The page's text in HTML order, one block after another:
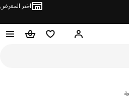
اختر المعرض
مرحبًا! سجل الدخول
قائمة المفضلةسلة التسوق